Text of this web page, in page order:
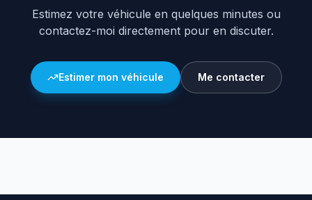
Estimez votre véhicule en quelques minutes ou
contactez-moi directement pour en discuter.
Estimer mon véhicule Me contacter